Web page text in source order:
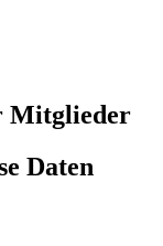
Mitglieder
Daten